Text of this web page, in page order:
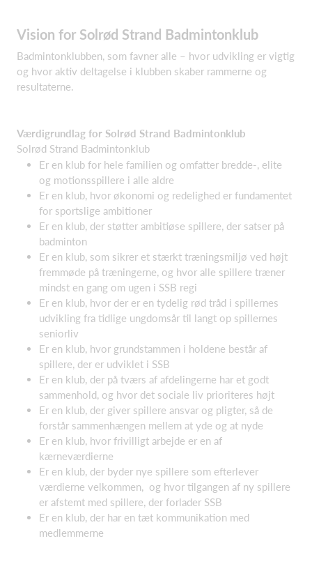
Vision for Solrød Strand Badmintonklub
Badmintonklubben, som favner alle – hvor udvikling er vigtig
og hvor aktiv deltagelse i klubben skaber rammerne og
resultaterne.
Værdigrundlag for Solrød Strand Badmintonklub
Solrød Strand Badmintonklub
Er en klub for hele familien og omfatter bredde-, elite
og motionsspillere i alle aldre
Er en klub, hvor økonomi og redelighed er fundamentet
for sportslige ambitioner
Er en klub, der støtter ambitiøse spillere, der satser på
badminton
Er en klub, som sikrer et stærkt træningsmiljø ved højt
fremmøde på træningerne, og hvor alle spillere træner
mindst en gang om ugen i SSB regi
Er en klub, hvor der er en tydelig rød tråd i spillernes
udvikling fra tidlige ungdomsår til langt op spillernes
seniorliv
Er en klub, hvor grundstammen i holdene består af
spillere, der er udviklet i SSB
Er en klub, der på tværs af afdelingerne har et godt
sammenhold, og hvor det sociale liv prioriteres højt
Er en klub, der giver spillere ansvar og pligter, så de
forstår sammenhængen mellem at yde og at nyde
Er en klub, hvor frivilligt arbejde er en af
kærneværdierne
Er en klub, der byder nye spillere som efterlever
værdierne velkommen, og hvor tilgangen af ny spillere
er afstemt med spillere, der forlader SSB
Er en klub, der har en tæt kommunikation med
medlemmerne